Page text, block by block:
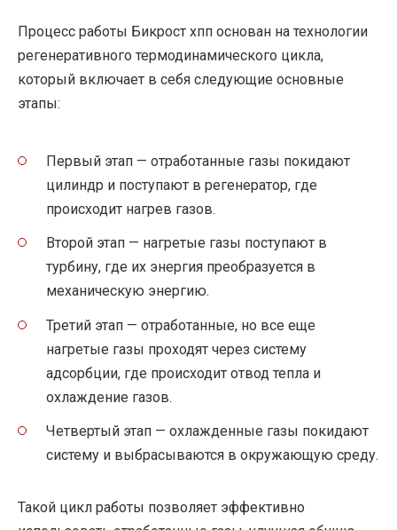
Процесс работы Бикрост хпп основан на технологии
регенеративного термодинамического цикла,
который включает в себя следующие основные
этапы:
Первый этап — отработанные газы покидают
цилиндр и поступают в регенератор, где
происходит нагрев газов.
Второй этап — нагретые газы поступают в
турбину, где их энергия преобразуется в
механическую энергию.
Третий этап — отработанные, но все еще
нагретые газы проходят через систему
адсорбции, где происходит отвод тепла и
охлаждение газов.
Четвертый этап — охлажденные газы покидают
систему и выбрасываются в окружающую среду.
Такой цикл работы позволяет эффективно